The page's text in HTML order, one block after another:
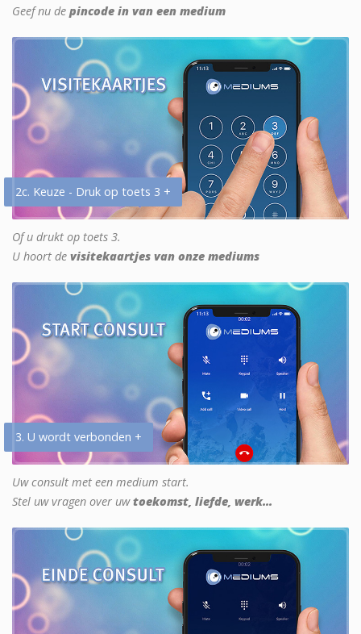
Geef nu de pincode in van een medium
2c. Keuze - Druk op toets 3 +
Of u drukt op toets 3.
U hoort de visitekaartjes van onze mediums
3. U wordt verbonden +
Uw consult met een medium start.
Stel uw vragen over uwtoekomst, liefde, werk...